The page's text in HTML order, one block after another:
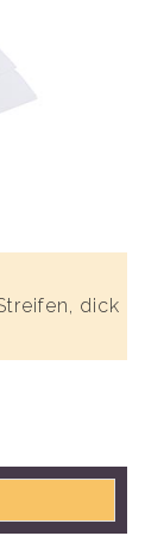
dick